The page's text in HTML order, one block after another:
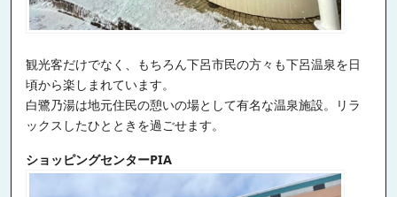
観光客だけでなく、もちろん下呂市民の方々も下呂温泉を日
頃から楽しまれています。
白鷺乃湯は地元住民の憩いの場として有名な温泉施設。リラ
ックスしたひとときを過ごせます。
ショッピングセンターPIA